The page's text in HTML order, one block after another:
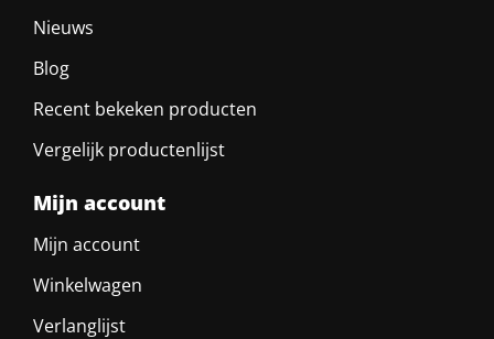
Nieuws
Blog
Recent bekeken producten
Vergelijk productenlijst
Mijn account
Mijn account
Winkelwagen
Verlanglijst